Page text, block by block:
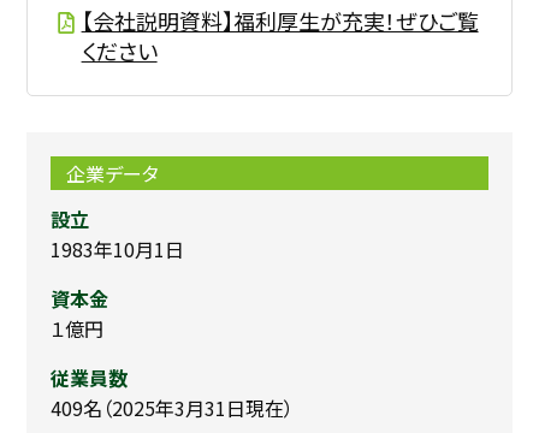
【会社説明資料】福利厚生が充実！ぜひご覧
ください
企業データ
設立
1983年10月1日
資本金
１億円
従業員数
409名（2025年3月31日現在）